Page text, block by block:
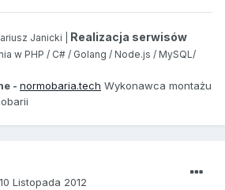
Janicki | Realizacja serwisów
w PHP / C# / Golang / Node.js / MySQL/
- normobaria.tech Wykonawca montażu
10 Listopada 2012